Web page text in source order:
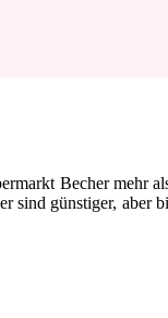
Becher mehr
sind günstiger, aber